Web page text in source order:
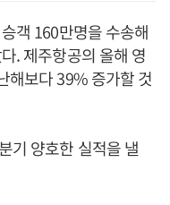
객 160만명을 수송해
. 제주항공의 올해 영
해보다 39% 증가할 것
기 양호한 실적을 낼